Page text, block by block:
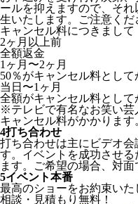
ールを抑えますので、そ
生いたします。ご注意くだ
キャンセル料につきまして
2ヶ月以上前
全額返金
1ヶ月〜2ヶ月
50％がキャンセル料として
当日〜1ヶ月
全額がキャンセル料として
※テレビで有名なお笑い芸
キャンセル料がかかります
4打ち合わせ
打ち合わせは主にビデオ
す。イベントを成功させ
ます。ご希望の場合、対面
5イベント本番
最高のショーをお約束いた
相談・見積もり無料！